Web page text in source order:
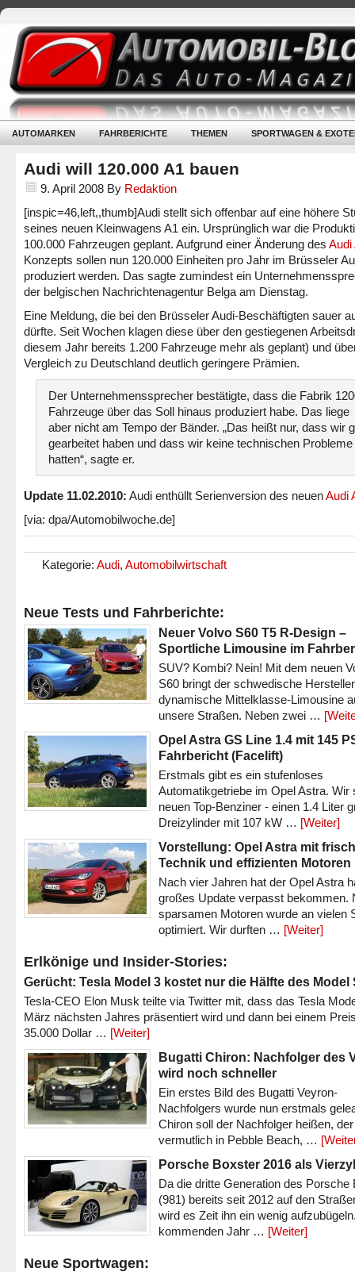
AUTOMARKEN FAHRBERICHTE THEMEN SPORTWAGEN &
Audi will 120.000 A1 bauen
9. April 2008 By Redaktion
[inspic=46,left,,thumb]Audi stellt sich offenbar auf eine höhere
seines neuen Kleinwagens A1 ein. Ursprünglich war die
100.000 Fahrzeugen geplant. Aufgrund einer Änderung des Audi
Konzepts sollen nun 120.000 Einheiten pro Jahr im Brüsseler
produziert werden. Das sagte zumindest ein
der belgischen Nachrichtenagentur Belga am Dienstag.
Eine Meldung, die bei den Brüsseler Audi-Beschäftigten sauer
dürfte. Seit Wochen klagen diese über den gestiegenen
diesem Jahr bereits 1.200 Fahrzeuge mehr als geplant) und
Vergleich zu Deutschland deutlich geringere Prämien.
Der Unternehmenssprecher bestätigte, dass die Fabrik
Fahrzeuge über das Soll hinaus produziert habe. Das liege
aber nicht am Tempo der Bänder. „Das heißt nur, dass wir
gearbeitet haben und dass wir keine technischen Probleme
hatten“, sagte er.
Update 11.02.2010: Audi enthüllt Serienversion des neuenAudi
[via: dpa/Automobilwoche.de]
Kategorie: Audi, Automobilwirtschaft
Neue Tests und Fahrberichte:
Neuer Volvo S60 T5 R-Design –
Sportliche Limousine im
SUV? Kombi? Nein! Mit dem neuen
S60 bringt der schwedische
dynamische Mittelklasse-Limousine
unsere Straßen. Neben zwei …
Opel Astra GS Line 1.4 mit 145
Fahrbericht (Facelift)
Erstmals gibt es ein stufenloses
Automatikgetriebe im Opel Astra. Wir
neuen Top-Benziner - einen 1.4 Liter
Dreizylinder mit 107 kW … [Weiter]
Vorstellung: Opel Astra mit
Technik und effizienten Motoren
Nach vier Jahren hat der Opel Astra
großes Update verpasst bekommen.
sparsamen Motoren wurde an vielen
optimiert. Wir durften … [Weiter]
Erlkönige und Insider-Stories:
Gerücht: Tesla Model 3 kostet nur die Hälfte des Model
Tesla-CEO Elon Musk teilte via Twitter mit, dass das Tesla
März nächsten Jahres präsentiert wird und dann bei einem
35.000 Dollar … [Weiter]
Bugatti Chiron: Nachfolger des
wird noch schneller
Ein erstes Bild des Bugatti Veyron-
Nachfolgers wurde nun erstmals
Chiron soll der Nachfolger heißen, der
vermutlich in Pebble Beach, …
Porsche Boxster 2016 als
Da die dritte Generation des Porsche
(981) bereits seit 2012 auf den
wird es Zeit ihn ein wenig
kommenden Jahr … [Weiter]
Neue Sportwagen: